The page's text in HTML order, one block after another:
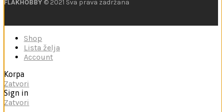
FLAKHOBBY © 2021 Sva prava zadržana
Shop
Lista želja
Account
Korpa
Zatvori
Sign in
Zatvori